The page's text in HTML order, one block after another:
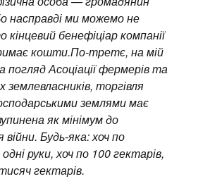
насправді ми можемо не
бенефіціар компанії
кошти.По-третє, на мій
погляд Асоціації фермерів та
землевласників, торгівля
землями має
як мінімум до
війни. Будь-яка: хоч по
руки, хоч по 100 гектарів,
гектарів.